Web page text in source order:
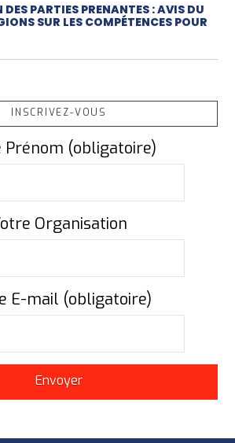
PARTIES PRENANTES : AVIS DU
SUR LES COMPÉTENCES POUR
INSCRIVEZ-VOUS
Prénom (obligatoire)
Organisation
E-mail (obligatoire)